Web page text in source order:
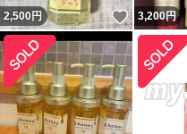
2,500円 いいね！
3,200円